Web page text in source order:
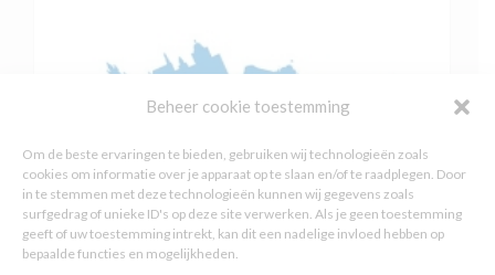
Beheer cookie toestemming
Om de beste ervaringen te bieden, gebruiken wij technologieën zoals
cookies om informatie over je apparaat op te slaan en/of te raadplegen. Door
in te stemmen met deze technologieën kunnen wij gegevens zoals
surfgedrag of unieke ID's op deze site verwerken. Als je geen toestemming
geeft of uw toestemming intrekt, kan dit een nadelige invloed hebben op
bepaalde functies en mogelijkheden.